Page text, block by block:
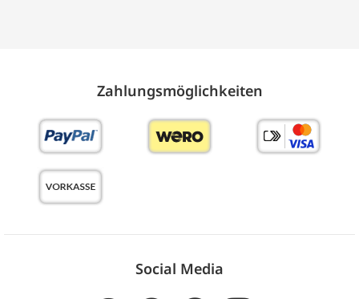
Zahlungs­möglich­keiten
Social Media